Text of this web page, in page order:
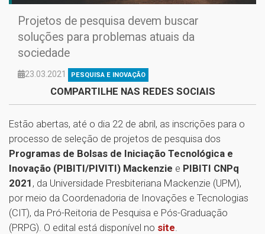
Projetos de pesquisa devem buscar
soluções para problemas atuais da
sociedade
23.03.2021 PESQUISA E INOVAÇÃO
COMPARTILHE NAS REDES SOCIAIS
Estão abertas, até o dia 22 de abril, as inscrições para o
processo de seleção de projetos de pesquisa dos
Programas de Bolsas de Iniciação Tecnológica e
Inovação (PIBITI/PIVITI) Mackenzie e PIBITI CNPq
2021 , da Universidade Presbiteriana Mackenzie (UPM),
por meio da Coordenadoria de Inovações e Tecnologias
(CIT), da Pró-Reitoria de Pesquisa e Pós-Graduação
(PRPG). O edital está disponível no site